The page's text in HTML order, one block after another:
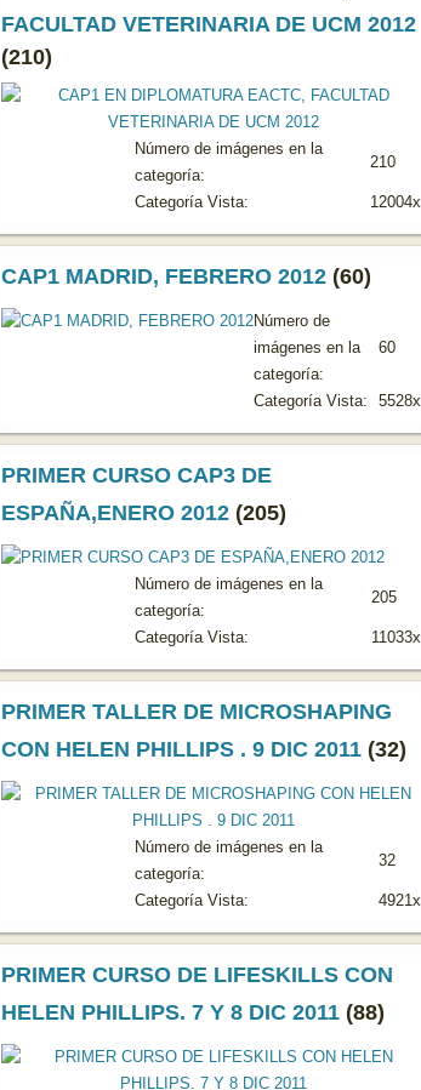
FACULTAD VETERINARIA DE UCM 2012
(210)
Número de imágenes en la
categoría:
210
Categoría Vista: 12004x
CAP1 MADRID, FEBRERO 2012 (60)
Número de
imágenes en la
categoría:
60
Categoría Vista: 5528x
PRIMER CURSO CAP3 DE
ESPAÑA,ENERO 2012 (205)
Número de imágenes en la
categoría:
205
Categoría Vista: 11033x
PRIMER TALLER DE MICROSHAPING
CON HELEN PHILLIPS . 9 DIC 2011 (32)
Número de imágenes en la
categoría:
32
Categoría Vista: 4921x
PRIMER CURSO DE LIFESKILLS CON
HELEN PHILLIPS. 7 Y 8 DIC 2011 (88)